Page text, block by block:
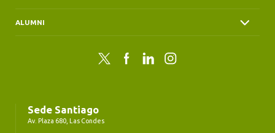
ALUMNI
Twitter FacebookLinkedInInstagram
Sede Santiago
Av. Plaza 680, Las Condes